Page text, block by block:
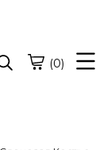
(0)